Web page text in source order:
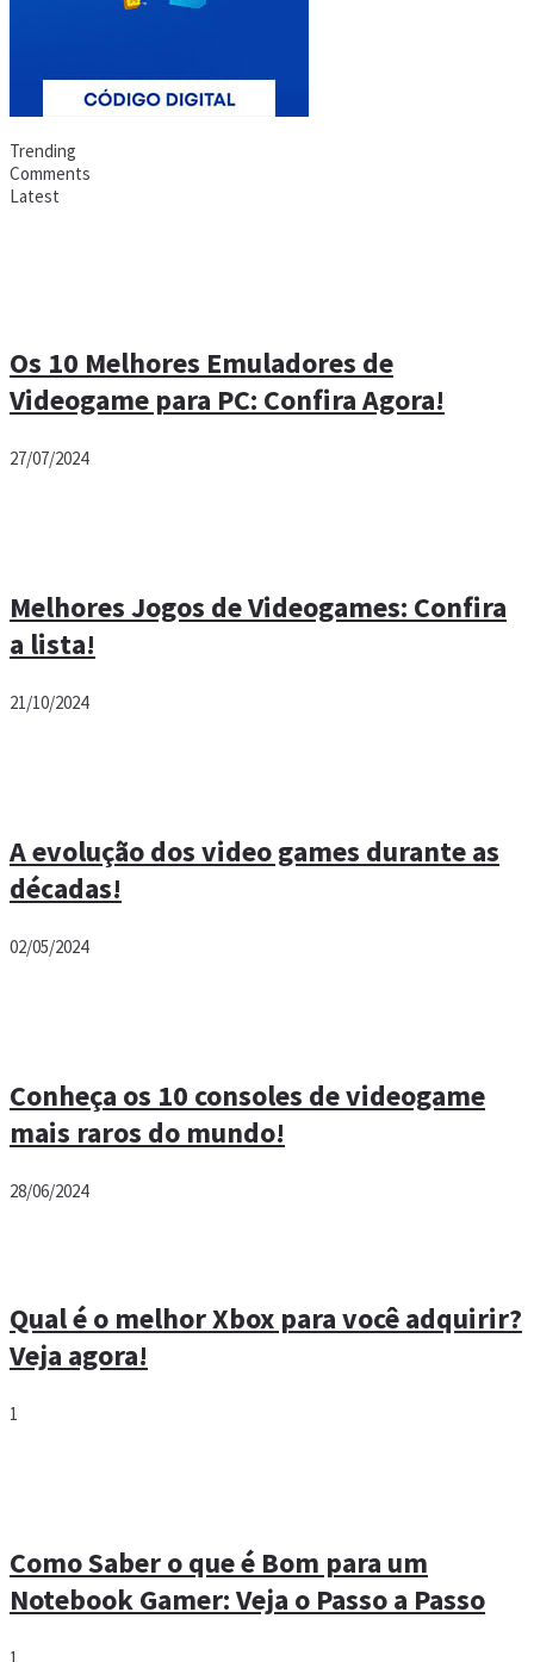
Trending
Comments
Latest
Os 10 Melhores Emuladores de
Videogame para PC: Confira Agora!
27/07/2024
Melhores Jogos de Videogames: Confira
a lista!
21/10/2024
A evolução dos video games durante as
décadas!
02/05/2024
Conheça os 10 consoles de videogame
mais raros do mundo!
28/06/2024
Qual é o melhor Xbox para você adquirir?
Veja agora!
1
Como Saber o que é Bom para um
Notebook Gamer: Veja o Passo a Passo